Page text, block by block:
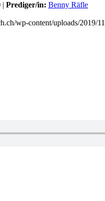
| Prediger/in: Benny Räfle